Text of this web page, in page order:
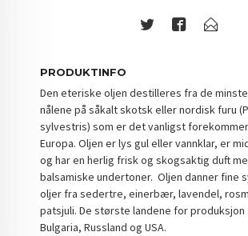
PRODUKTINFO
Den eteriske oljen destilleres fra de
nålene på såkalt skotsk eller nordisk furu
sylvestris) som er det vanligst
Europa. Oljen er lys gul eller vannklar, er
og har en herlig frisk og skogsaktig duft
balsamiske undertoner. Oljen danner fine
oljer fra sedertre, einerbær, lavendel,
patsjuli. De største landene for produksjon
Bulgaria, Russland og USA.